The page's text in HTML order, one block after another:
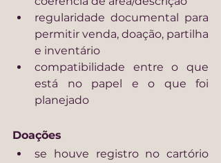
regularidade documental para
permitir venda, doação, partilha
e inventário
compatibilidade entre o que
está no papel e o que foi
planejado
Doações
se houve registro no cartório